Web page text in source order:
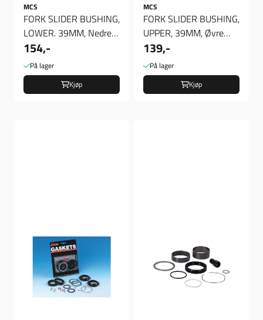
MCS
FORK SLIDER BUSHING,
LOWER. 39MM, Nedre
Gaffel Foring
154,-
På lager
Kjøp
MCS
FORK SLIDER BUSHING,
UPPER, 39MM, Øvre
Gaffel Foring
139,-
På lager
Kjøp